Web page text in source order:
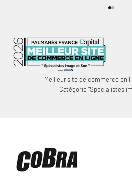
Aller à
Aller à
Meilleur site de commerce en
Catégorie "Spécialistes